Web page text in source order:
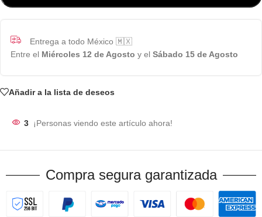
Entrega a todo México 🇲🇽
Entre el Miércoles 12 de Agosto y el Sábado 15 de Agosto
Añadir a la lista de deseos
3 ¡Personas viendo este artículo ahora!
Compra segura garantizada